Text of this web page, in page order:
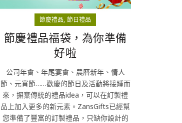
節慶禮品 節日禮品
節慶禮品福袋，為你準備
好啦
公司年會、年尾宴會、農曆新年、情人
節、元宵節……歡慶的節日及活動將接踵而
來，摒棄傳統的禮品idea，可以在訂製禮
品上加入更多的新元素。ZansGifts已經幫
您準備了豐富的訂製禮品，只缺你設計的